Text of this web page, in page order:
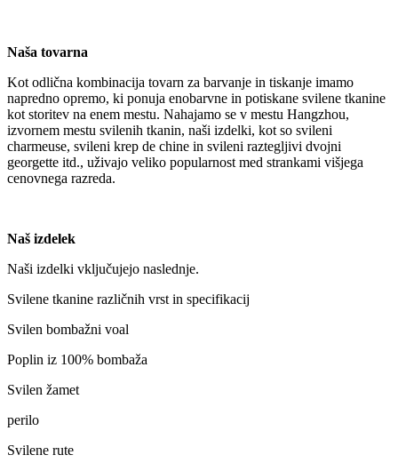
Naša tovarna
Kot odlična kombinacija tovarn za barvanje in tiskanje imamo
napredno opremo, ki ponuja enobarvne in potiskane svilene tkanine
kot storitev na enem mestu. Nahajamo se v mestu Hangzhou,
izvornem mestu svilenih tkanin, naši izdelki, kot so svileni
charmeuse, svileni krep de chine in svileni raztegljivi dvojni
georgette itd., uživajo veliko popularnost med strankami višjega
cenovnega razreda.
Naš izdelek
Naši izdelki vključujejo naslednje.
Svilene tkanine različnih vrst in specifikacij
Svilen bombažni voal
Poplin iz 100% bombaža
Svilen žamet
perilo
Svilene rute